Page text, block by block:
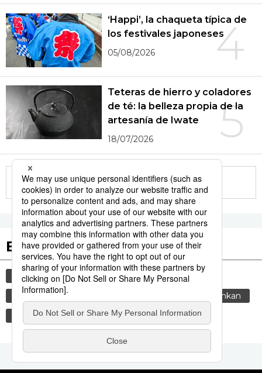
4
‘Happi’, la chaqueta típica de
los festivales japoneses
05/08/2026
5
Teteras de hierro y coladores
de té: la belleza propia de la
artesanía de Iwate
18/07/2026
More in this series
Etiquetas destacadas
cultura gastronomía comida
vida
tradiciones
genkan
gastronomía japonesa
alimentos